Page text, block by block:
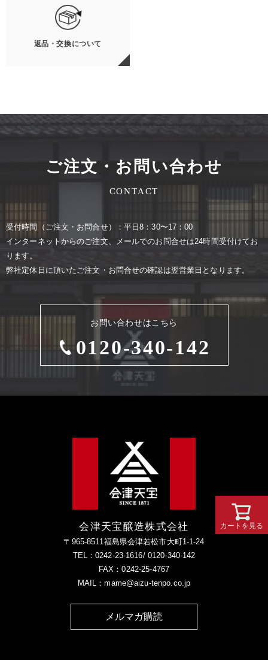
返品・交換について
ご注文・お問い合わせ
CONTACT
お問い合わせはこちら
0120-340-142
受付時間（ご注⽂・お問合せ）：平⽇8：30〜17：00
インターネットからのご注⽂、メールでのお問合せは24時間受付けてお
ります。
弊社定休⽇に頂いたご注⽂・お問合せの確認は翌営業⽇となります。
会津天宝醸造株式会社
〒965-8511福島県会津若松市大町1-1-24
TEL：0242-23-1616/ 0120-340-142
FAX：0242-25-4767
MAIL：mame@aizu-tenpo.co.jp
メルマガ購読
カートを見る